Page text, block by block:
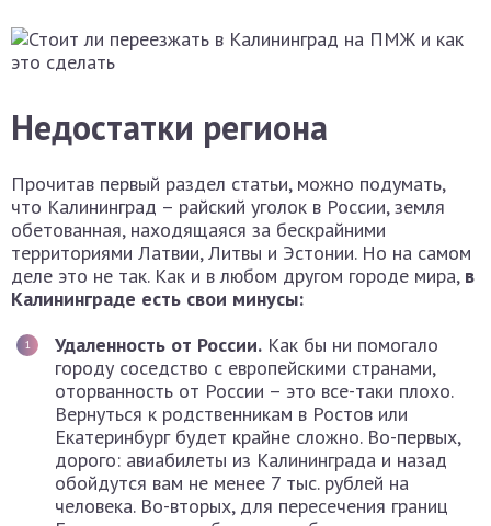
Недостатки региона
Прочитав первый раздел статьи, можно подумать,
что Калининград – райский уголок в России, земля
обетованная, находящаяся за бескрайними
территориями Латвии, Литвы и Эстонии. Но на самом
деле это не так. Как и в любом другом городе мира, в
Калининграде есть свои минусы:
Удаленность от России. Как бы ни помогало
городу соседство с европейскими странами,
оторванность от России – это все-таки плохо.
Вернуться к родственникам в Ростов или
Екатеринбург будет крайне сложно. Во-первых,
дорого: авиабилеты из Калининграда и назад
обойдутся вам не менее 7 тыс. рублей на
человека. Во-вторых, для пересечения границ